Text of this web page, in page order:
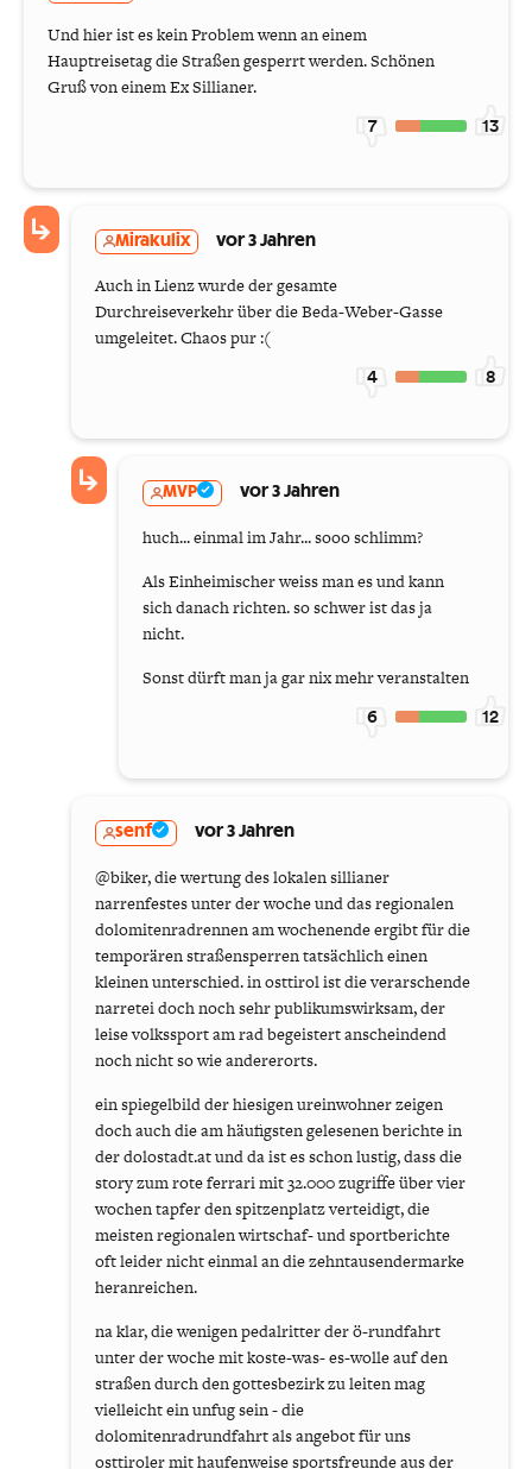
Und hier ist es kein Problem wenn an einem
Hauptreisetag die Straßen gesperrt werden. Schönen
Gruß von einem Ex Sillianer.
7 13
Mirakulix vor 3 Jahren
Auch in Lienz wurde der gesamte
Durchreiseverkehr über die Beda-Weber-Gasse
umgeleitet. Chaos pur :(
4 8
MVP vor 3 Jahren
huch... einmal im Jahr... sooo schlimm?
Als Einheimischer weiss man es und kann
sich danach richten. so schwer ist das ja
nicht.
Sonst dürft man ja gar nix mehr veranstalten
6 12
senf vor 3 Jahren
@biker, die wertung des lokalen sillianer
narrenfestes unter der woche und das regionalen
dolomitenradrennen am wochenende ergibt für die
temporären straßensperren tatsächlich einen
kleinen unterschied. in osttirol ist die verarschende
narretei doch noch sehr publikumswirksam, der
leise volkssport am rad begeistert anscheindend
noch nicht so wie andererorts.
ein spiegelbild der hiesigen ureinwohner zeigen
doch auch die am häufigsten gelesenen berichte in
der dolostadt.at und da ist es schon lustig, dass die
story zum rote ferrari mit 32.000 zugriffe über vier
wochen tapfer den spitzenplatz verteidigt, die
meisten regionalen wirtschaf- und sportberichte
oft leider nicht einmal an die zehntausendermarke
heranreichen.
na klar, die wenigen pedalritter der ö-rundfahrt
unter der woche mit koste-was- es-wolle auf den
straßen durch den gottesbezirk zu leiten mag
vielleicht ein unfug sein - die
dolomitenradrundfahrt als angebot für uns
osttiroler mit haufenweise sportsfreunde aus der